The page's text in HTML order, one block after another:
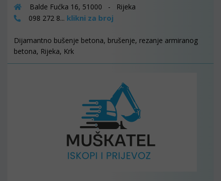
Balde Fućka 16, 51000 - Rijeka
098 272 8... klikni za broj
Dijamantno bušenje betona, brušenje, rezanje armiranog
betona, Rijeka, Krk